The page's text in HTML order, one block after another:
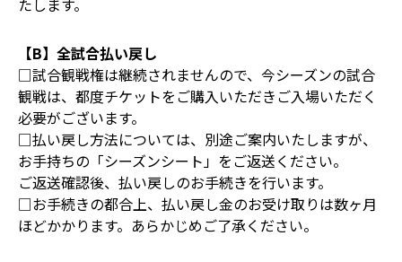
たします。
【B】全試合払い戻し
□試合観戦権は継続されませんので、今シーズンの試合
観戦は、都度チケットをご購入いただきご入場いただく
必要がございます。
□払い戻し方法については、別途ご案内いたしますが、
お手持ちの「シーズンシート」をご返送ください。
ご返送確認後、払い戻しのお手続きを行います。
□お手続きの都合上、払い戻し金のお受け取りは数ヶ月
ほどかかります。あらかじめご了承ください。